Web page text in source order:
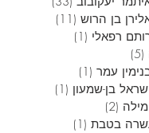
בן הרוש (11)
רפאלי (1)
(5)
עמר (1)
בן-שמעון (1)
(2)
בטבת (1)